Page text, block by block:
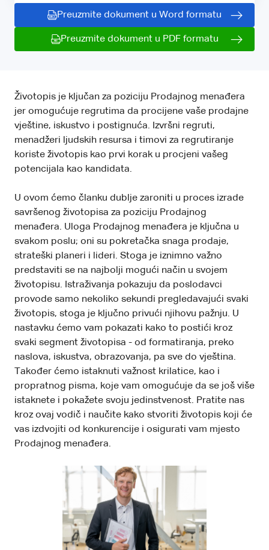
Preuzmite dokument u Word formatu
Preuzmite dokument u PDF formatu
Životopis je ključan za poziciju Prodajnog menađera
jer omogućuje regrutima da procijene vaše prodajne
vještine, iskustvo i postignuća. Izvršni regruti,
menadžeri ljudskih resursa i timovi za regrutiranje
koriste životopis kao prvi korak u procjeni vašeg
potencijala kao kandidata.
U ovom ćemo članku dublje zaroniti u proces izrade
savršenog životopisa za poziciju Prodajnog
menađera. Uloga Prodajnog menađera je ključna u
svakom poslu; oni su pokretačka snaga prodaje,
strateški planeri i lideri. Stoga je iznimno važno
predstaviti se na najbolji mogući način u svojem
životopisu. Istraživanja pokazuju da poslodavci
provode samo nekoliko sekundi pregledavajući svaki
životopis, stoga je ključno privući njihovu pažnju. U
nastavku ćemo vam pokazati kako to postići kroz
svaki segment životopisa - od formatiranja, preko
naslova, iskustva, obrazovanja, pa sve do vještina.
Također ćemo istaknuti važnost krilatice, kao i
propratnog pisma, koje vam omogućuje da se još više
istaknete i pokažete svoju jedinstvenost. Pratite nas
kroz ovaj vodič i naučite kako stvoriti životopis koji će
vas izdvojiti od konkurencije i osigurati vam mjesto
Prodajnog menađera.